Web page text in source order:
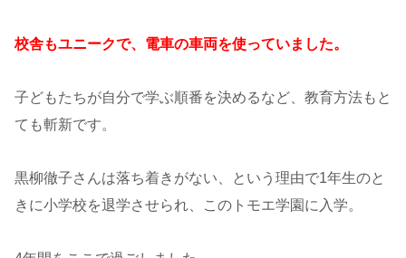
校舎もユニークで、電車の車両を使っていました。
子どもたちが自分で学ぶ順番を決めるなど、教育方法もと
ても斬新です。
黒柳徹子さんは落ち着きがない、という理由で1年生のと
きに小学校を退学させられ、このトモエ学園に入学。